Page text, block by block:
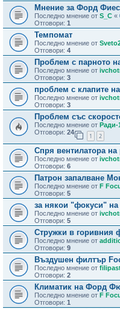
Мнение за Форд
Последно мнение от S_C «
Отговори: 1
Темпомат
Последно мнение от
Отговори: 4
Проблем с парното
Последно мнение от
Отговори: 3
проблем с клапите
Последно мнение от
Отговори: 3
Проблем със
Последно мнение от Ради-
Отговори: 24
1 2
Спря вентилатора на
Последно мнение от
Отговори: 6
Патрон запалване
Последно мнение от F
Отговори: 5
за някои "фокуси"
Последно мнение от
Отговори: 5
Стружки в горивния
Последно мнение от
Отговори: 9
Въздушен филтър
Последно мнение от
Отговори: 2
Климатик на Форд
Последно мнение от F
Отговори: 1